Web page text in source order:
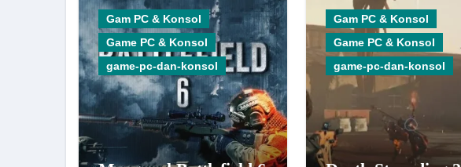
Gam PC & Konsol
Game PC & Konsol
game-pc-dan-konsol
Gam PC & Konsol
Game PC & Konsol
game-pc-dan-konsol